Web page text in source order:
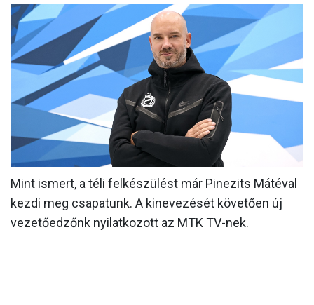
CSAPATOK
MÉRKŐZÉSEK
KLUB
GALÉRIA
SZURKOLÓI ÉLMÉNYEK
AKKREDITÁCIÓ
Mint ismert, a téli felkészülést már Pinezits Mátéval
kezdi meg csapatunk. A kinevezését követően új
vezetőedzőnk nyilatkozott az MTK TV-nek.